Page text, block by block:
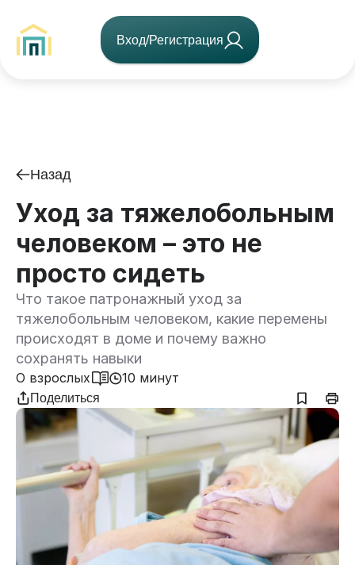
Вход/Регистрация
Назад
Уход за тяжелобольным
человеком – это не
просто сидеть
Что такое патронажный уход за
тяжелобольным человеком, какие перемены
происходят в доме и почему важно
сохранять навыки
О взрослых 10 минут
Поделиться